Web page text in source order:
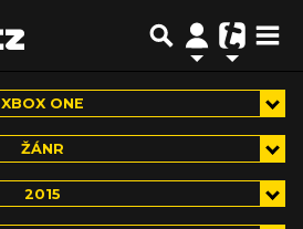
XBOX ONE
ŽÁNR
2015